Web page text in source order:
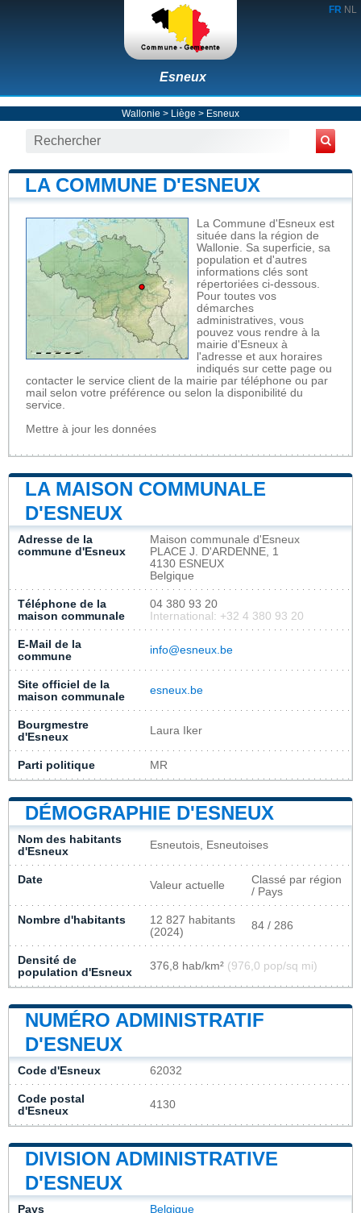
FR NL
Esneux
Wallonie > Liège > Esneux
LA COMMUNE D'ESNEUX
La Commune d'Esneux est
située dans la région de
Wallonie. Sa superficie, sa
population et d'autres
informations clés sont
répertoriées ci-dessous.
Pour toutes vos
démarches
administratives, vous
pouvez vous rendre à la
mairie d'Esneux à
l'adresse et aux horaires
indiqués sur cette page ou
contacter le service client de la mairie par téléphone ou par
mail selon votre préférence ou selon la disponibilité du
service.
Mettre à jour les données
LA MAISON COMMUNALE
D'ESNEUX
Adresse de la
commune d'Esneux
Maison communale d'Esneux
PLACE J. D'ARDENNE, 1
4130 ESNEUX
Belgique
Téléphone de la
maison communale
04 380 93 20
International: +32 4 380 93 20
E-Mail de la
commune
info@esneux.be
Site officiel de la
maison communale
esneux.be
Bourgmestre
d'Esneux
Laura Iker
Parti politique MR
DÉMOGRAPHIE D'ESNEUX
Nom des habitants
d'Esneux
Esneutois, Esneutoises
Date Valeur actuelle
Classé par région
/ Pays
Nombre d'habitants
12 827 habitants
(2024)
84 / 286
Densité de
population d'Esneux
376,8 hab/km² (976,0 pop/sq mi)
NUMÉRO ADMINISTRATIF
D'ESNEUX
Code d'Esneux 62032
Code postal
d'Esneux
4130
DIVISION ADMINISTRATIVE
D'ESNEUX
Pays Belgique